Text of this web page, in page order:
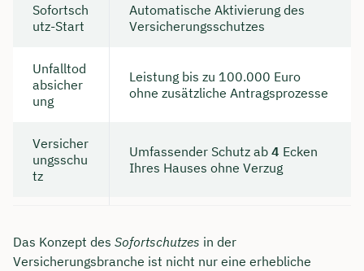
Sofortsch
utz-Start
Automatische Aktivierung des
Versicherungsschutzes
Unfalltod
absicher
ung
Leistung bis zu 100.000 Euro
ohne zusätzliche Antragsprozesse
Versicher
ungsschu
tz
Umfassender Schutz ab 4 Ecken
Ihres Hauses ohne Verzug
Das Konzept des Sofortschutzes in der
Versicherungsbranche ist nicht nur eine erhebliche